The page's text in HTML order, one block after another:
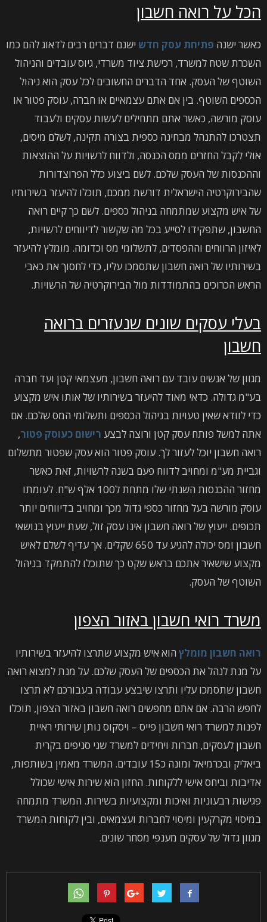
הכל על רואה חשבון
כאשר ישנה פתיחת עסק חדש ישנם דברים רבים לדאוג להם כמו
השכרת שטח למשרד, רכישת ציוד משרדי, גיוס עובדים והניהול
השוטף של העסק. אחד הדברים החשובים לכל עסק הוא ניהול
הכספים השוטף. בין אם אתם עצמאיים או חברה, עוסק פטור או
עוסק מורשה, כאשר אתם מתחילים לעשות עסקים ולעבוד
תצטרכו להתנהל מבחינה כספית בצורה תקינה, לשלם מיסים,
אולי לקבל החזרים ממס הכנסה, ולדווח לרשויות על ההוצאות
וההכנסות של העסק שלכם. לשם ביצוע כלל הפרוצדורות
שהבירוקרטיה הישראלית דורשת ממכם, תוכלו להיעזר בשירותיו
של איש מקצוע שמתמחה בניהול כספים. לשם כך קיים רואה
החשבון, שתפקידו לסייע בכל מה שקשור לדיווחים לרשויות,
לאיזון הרווחים וההפסדים, לתשלומי מס וכדומה. מומלץ להיעזר
בשירותיו של רואה חשבון שתסמכו עליו, כדי לחסוך את כאבי
הראש הכרוכים בהתמודדות מול הבירוקרטיה של הרשויות.
בעלי עסקים שונים שנעזרים ברואה
חשבון
מגוון של אנשים עובד עם רואה חשבון, מעצמאי קטן ועד חברה
בע"מ גדולה. כדאי מאוד להיעזר בשירותיו של אותו איש מקצוע
כדי לוודא שאין טעויות בניהול הכספים ותשלומי המס שלכם. אם
אתה למשל פותח עסק קטן ורוצה לבצע רישום כעוסק פטור,
רואה חשבון יוכל לעזור לך. עוסק פטור הוא עסק שפטור מתשלום
וגביית מע"מ ומחויב לדווח פעם בשנה לרשויות, זאת כאשר
מחזור ההכנסות השנתי שלו מתחת ל100 אלף ש"ח. לעומתו
עוסק מורשה בעל מחזור כספי גדול מכך ומחויב בדיווחים יותר
תכופים. ייעוץ של רואה חשבון אינו עסק זול, שעת ייעוץ בנושאי
חשבון ומס יכולה להגיע עד 650 שקלים. אך עדיף לשלם לאיש
מקצוע שישאיר אתכם בראש שקט כך שתוכלו להתמקד בניהול
השוטף של העסק.
משרד רואי חשבון באזור הצפון
רואה חשבון מומלץ הוא איש מקצוע שתרצו להיעזר בשירותיו
על מנת לנהל את הכספים של העסק שלכם. על מנת למצוא רואה
חשבון שתסמכו עליו ותרצו שיבצע עבודה בעבורכם לא תרצו
לחפש הרבה. אם אתם מחפשים רואה חשבון באזור הצפון, תוכלו
לפנות למשרד רואי חשבון פייס – ויסקוס נותן שירותי ראיית
חשבון לעסקים, חברות ויחידים למשרד שני סניפים בקרית
ביאליק ובכרמיאל ומונה כ15 עובדים. המשרד מאמין בשותפות,
אדיבות וביחס אישי ללקוחות. החזון הוא שירות אישי שכולל
פגישות רבעוניות ואיכות ומקצועיות בשירות. המשרד מתמחה
במיסוי מקרקעין ומיסוי לחברות ועצמאים, ובין לקוחות המשרד
מגוון גדול של עסקים מענפי מסחר שונים.